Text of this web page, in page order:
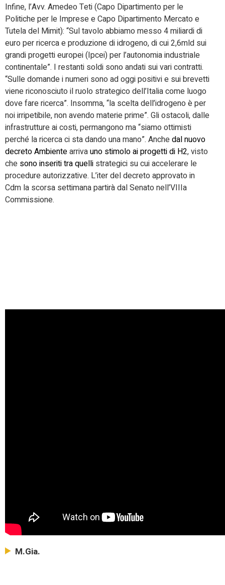
Infine, l’Avv. Amedeo Teti (Capo Dipartimento per le
Politiche per le Imprese e Capo Dipartimento Mercato e
Tutela del Mimit): “Sul tavolo abbiamo messo 4 miliardi di
euro per ricerca e produzione di idrogeno, di cui 2,6mld sui
grandi progetti europei (Ipcei) per l’autonomia industriale
continentale”. I restanti soldi sono andati sui vari contratti.
“Sulle domande i numeri sono ad oggi positivi e sui brevetti
viene riconosciuto il ruolo strategico dell’Italia come luogo
dove fare ricerca”. Insomma, “la scelta dell’idrogeno è per
noi irripetibile, non avendo materie prime”. Gli ostacoli, dalle
infrastrutture ai costi, permangono ma “siamo ottimisti
perché la ricerca ci sta dando una mano”. Anchedal nuovo
decreto Ambientearrivauno stimolo ai progetti di H2, visto
che sono inseriti tra quelli strategici su cui accelerare le
procedure autorizzative. L’iter del decreto approvato in
Cdm la scorsa settimana partirà dal Senato nell’VIIIa
Commissione.
M.Gia.